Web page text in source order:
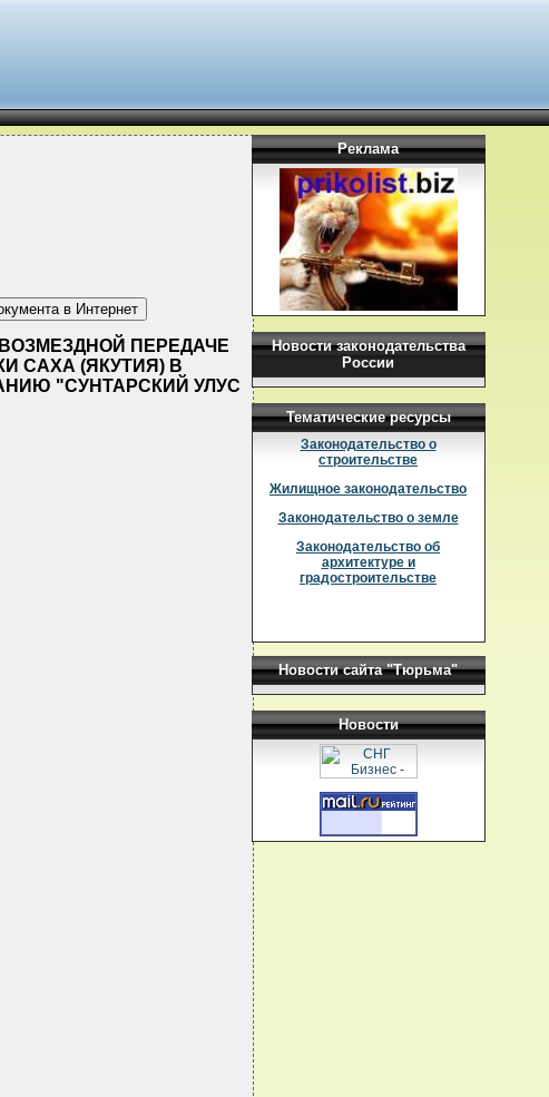
ПЕРЕДАЧЕ
САХА (ЯКУТИЯ) В
"СУНТАРСКИЙ УЛУС
Реклама
Новости законодательства
России
Тематические ресурсы
Законодательство о
строительстве
Жилищное законодательство
Законодательство о земле
Законодательство об
архитектуре и
градостроительстве
Новости сайта "Тюрьма"
Новости